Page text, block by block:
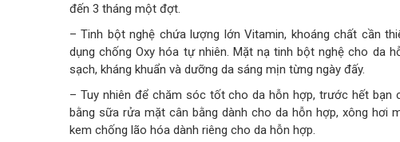
đến 3 tháng một đợt.
– Tinh bột nghệ chứa lượng lớn Vitamin, khoáng chất cần
dụng chống Oxy hóa tự nhiên. Mặt nạ tinh bột nghệ cho da
sạch, kháng khuẩn và dưỡng da sáng mịn từng ngày đấy.
– Tuy nhiên để chăm sóc tốt cho da hỗn hợp, trước hết
bằng sữa rửa mặt cân bằng dành cho da hỗn hợp, xông hơi
kem chống lão hóa dành riêng cho da hỗn hợp.